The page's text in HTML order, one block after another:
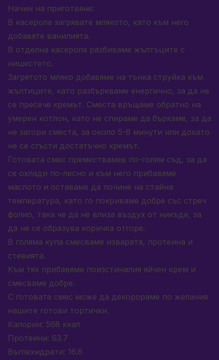
Начин на приготвяне:
В касерола загрявате млякото, като към него
добавяте ванилията.
В отделна касерола разбиваме жълтъците с
нишестето.
Загрятото мляко добавяме на тънка струйка към
жълтиците, като разбъркваме енергично, за да не
се пресече кремът. Сместа връщаме обратно на
умерен котлон, като не спираме да бъркаме, за да
не загори сместа, за около 5-6 минути или докато
не се сгъсти достатъчно кремът.
Готовата смес премествамев по-голям съд, за да
се охлади по-лесно и към него прибавяме
маслото и оставаме да почине на стайна
температура, като го покриваме добре със стреч
фолио, така че да не влиза въздух от никъде, за
да не се образува коричка отгоре.
В голяма купа смесваме изварата, протеина и
стевията.
Към тях прибавяме поизстиналия яйчен крем и
смесваме добре.
С готовата смес може да декорораме по желания
нашите готови тортички.
Калории: 568 ккал
Протеини: 63.7
Въглехидрати: 16.6